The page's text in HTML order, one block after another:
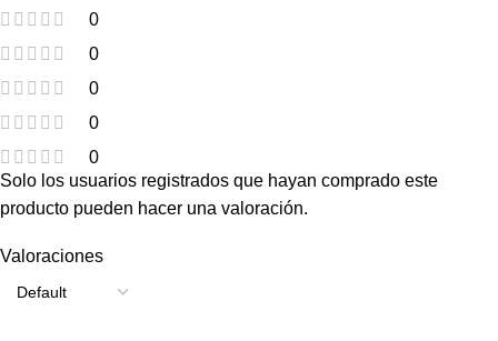
0
0
0
0
0
Valoraciones
Solo los usuarios registrados que hayan comprado este
producto pueden hacer una valoración.